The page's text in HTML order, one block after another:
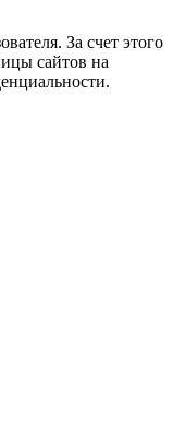
За счет этого
сайтов на